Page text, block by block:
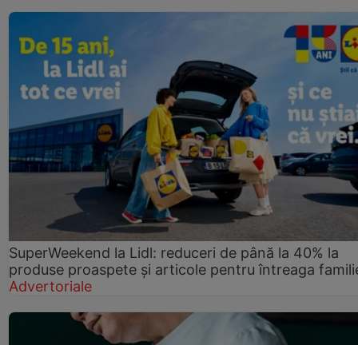
SuperWeekend la Lidl: reduceri de până la 40% la
produse proaspete și articole pentru întreaga
Advertoriale